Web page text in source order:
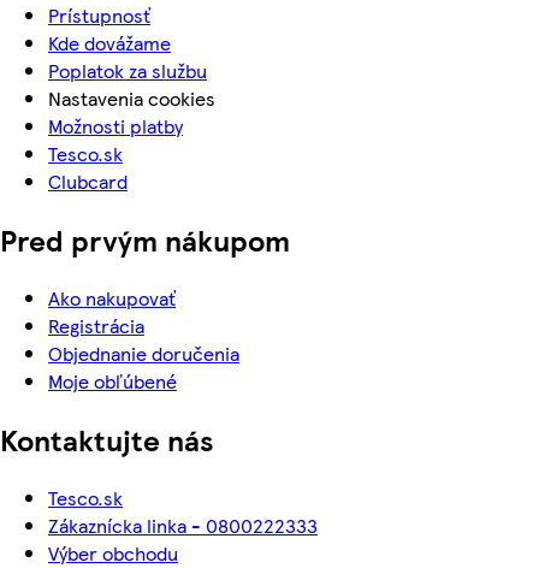
Prístupnosť
Kde dovážame
Poplatok za službu
Nastavenia cookies
Možnosti platby
Tesco.sk
Clubcard
Pred prvým nákupom
Ako nakupovať
Registrácia
Objednanie doručenia
Moje obľúbené
Kontaktujte nás
Tesco.sk
Zákaznícka linka - 0800222333
Výber obchodu